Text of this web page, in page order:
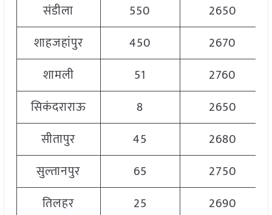
संडीला
550
2650
शाहजहांपुर
450
2670
शामली
51
2760
सिकंदराराऊ
8
2650
सीतापुर
45
2680
सुल्तानपुर
65
2750
तिलहर
25
2690